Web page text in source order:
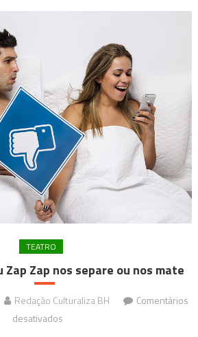
TEATRO
Zap Zap nos separe ou nos mate
Redação Culturaliza BH
Comentários
desativados